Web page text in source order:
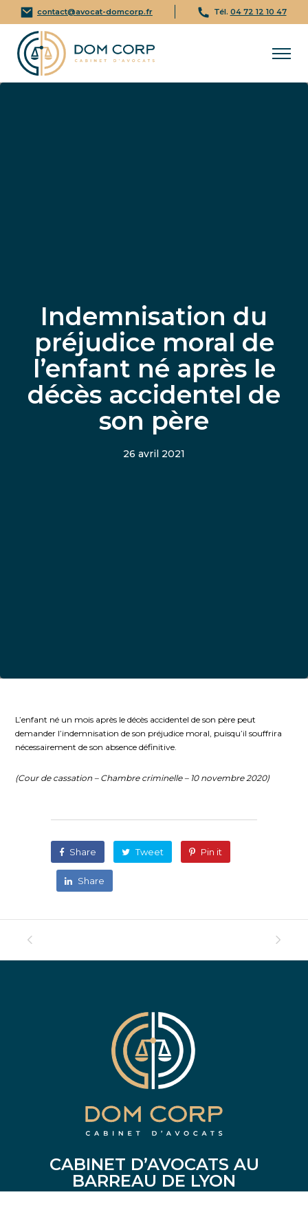
contact@avocat-domcorp.fr Tél. 04 72 12 10 47
Indemnisation du
préjudice moral de
l’enfant né après le
décès accidentel de
son père
26 avril 2021
L’enfant né un mois après le décès accidentel de son père peut
demander l’indemnisation de son préjudice moral, puisqu’il souffrira
nécessairement de son absence définitive.
(Cour de cassation – Chambre criminelle – 10 novembre 2020)
Share Tweet Pin it
Share
CABINET D’AVOCATS AU
BARREAU DE LYON